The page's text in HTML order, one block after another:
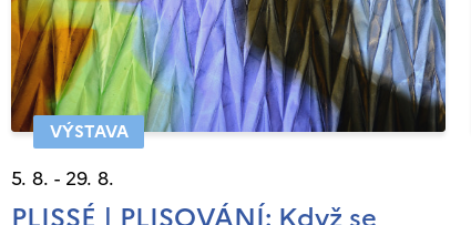
VÝSTAVA
5. 8. - 29. 8.